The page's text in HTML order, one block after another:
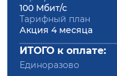
100 Мбит/с
Тарифный план
Акция 4 месяца
ИТОГО к оплате:
Единоразово